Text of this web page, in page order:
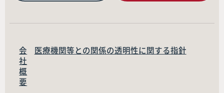
会
社
概
要
医療機関等との関係の透明性に関する指針